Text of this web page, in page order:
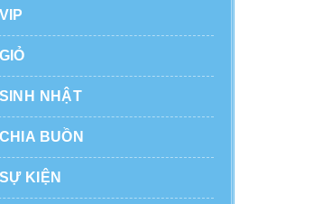
NHẬT
BUỒN
KIỆN